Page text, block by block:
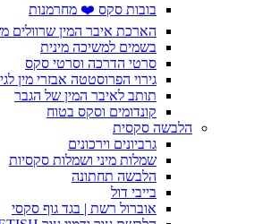
בובות סקס ❤️ מחרמנות
הארכת איבר המין שרוולים
בשמים למשיכה מינית
סרטי הדרכה וסרטי סקס
גירוי הפרוסטטה אבזרי מין
תותב לאיבר המין של הגבר
קונדומים וסקס בטוח
הלבשה סקסית
גרביונים וירכונים
שמלות מיני ושמלות סקסיות
הלבשה תחתונה
בייבי דול
אוברול רשת | בגד גוף סקסי